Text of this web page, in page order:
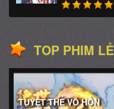
TOP PHIM LẺ
TUYỆT THẾ VÕ HỒN